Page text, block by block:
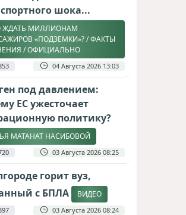
шока...
ЖДАТЬ МИЛЛИОНАМ
«ПОДЗЕМКИ»? / ФАКТЫ
/ ОФИЦИАЛЬНО
04 Августа 2026 13:03
под давлением:
ЕС ужесточает
политику?
МАТАНАТ НАСИБОВОЙ
03 Августа 2026 08:25
горит вуз,
с БПЛА
ВИДЕО
03 Августа 2026 08:24